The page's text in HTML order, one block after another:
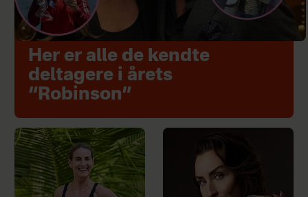
Her er alle de kendte
deltagere i årets
“Robinson”